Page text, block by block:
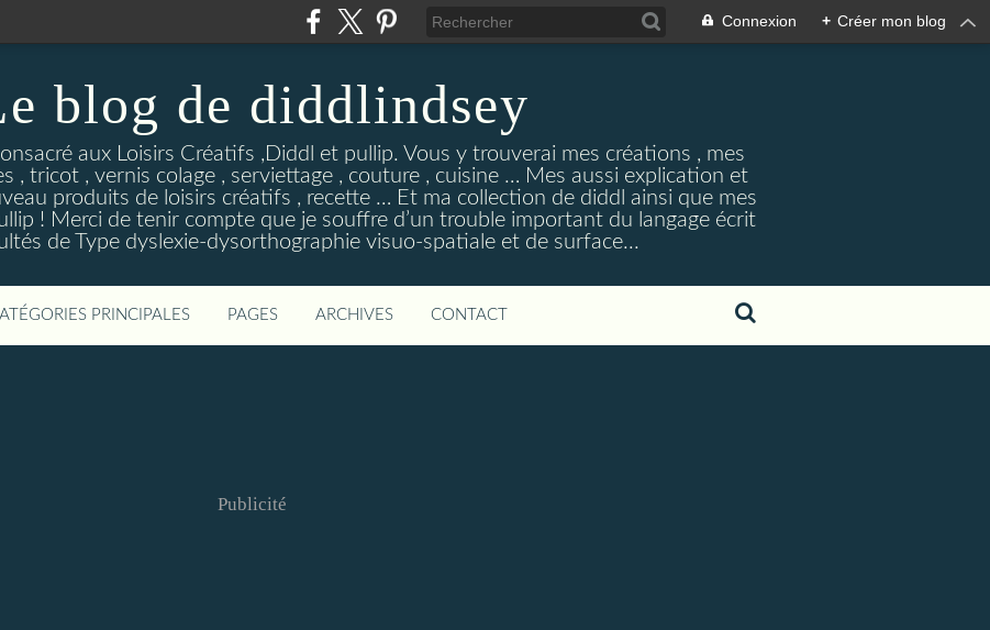
Connexion + Créer mon blog
blog de diddlindsey
aux Loisirs Créatifs ,Diddl et pullip. Vous y trouverai mes créations , mes
, tricot , vernis colage , serviettage , couture , cuisine … Mes aussi explication et
produits de loisirs créatifs , recette … Et ma collection de diddl ainsi que mes
! Merci de tenir compte que je souffre d’un trouble important du langage écrit
de Type dyslexie-dysorthographie visuo-spatiale et de surface...
PRINCIPALES PAGES ARCHIVES CONTACT
Publicité